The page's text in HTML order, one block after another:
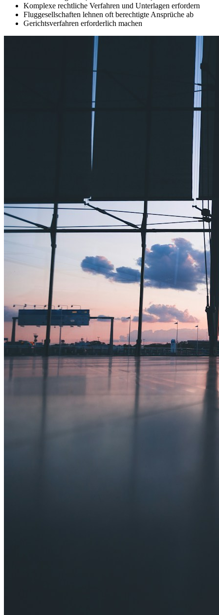
Komplexe rechtliche Verfahren und Unterlagen erfordern
Fluggesellschaften lehnen oft berechtigte Ansprüche ab
Gerichtsverfahren erforderlich machen